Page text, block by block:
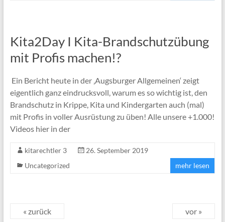
Kita2Day I Kita-Brandschutzübung
mit Profis machen!?
Ein Bericht heute in der ‚Augsburger Allgemeinen‘ zeigt
eigentlich ganz eindrucksvoll, warum es so wichtig ist, den
Brandschutz in Krippe, Kita und Kindergarten auch (mal)
mit Profis in voller Ausrüstung zu üben! Alle unsere +1.000!
Videos hier in der
kitarechtler 3
26. September 2019
Uncategorized
mehr lesen
« zurück vor »